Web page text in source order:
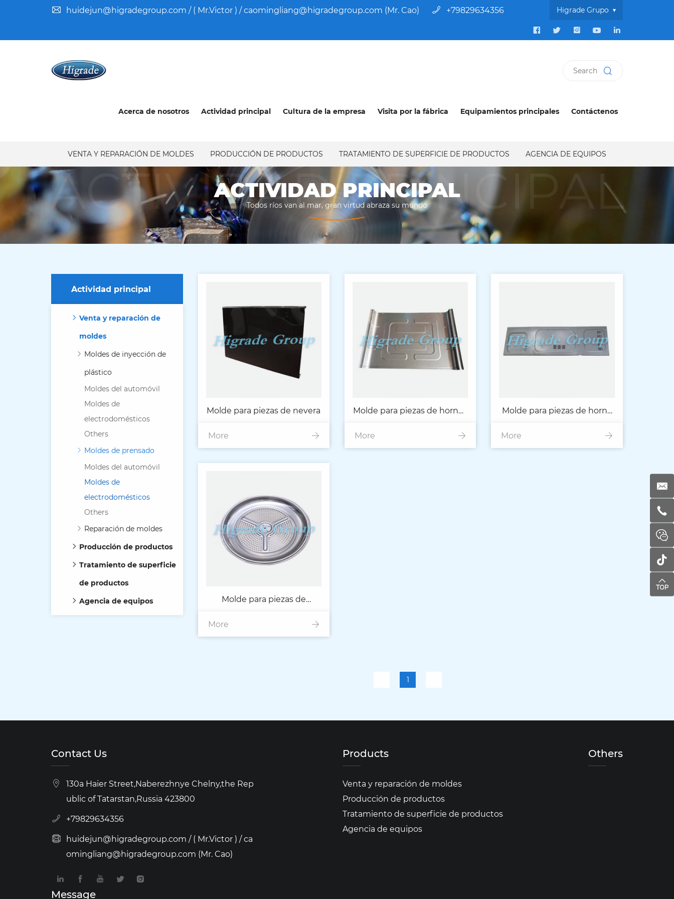
huidejun@higradegroup.com / ( Mr.Victor ) / caomingliang@higradegroup.com (Mr. Cao) +79829634356 Higrade Grupo
Acerca de nosotros Actividad principal Cultura de la empresa Visita por la fábrica Equipamientos principales Contáctenos
VENTA Y REPARACIÓN DE MOLDES PRODUCCIÓN DE PRODUCTOS TRATAMIENTO DE SUPERFICIE DE PRODUCTOS AGENCIA DE EQUIPOS
ACTIVIDAD PRINCIPAL
ACTIVIDAD PRINCIPAL
Todos ríos van al mar, gran virtud abraza su mundo
Actividad principal
Venta y reparación de
moldes
Moldes de inyección de
plástico
Moldes del automóvil
Moldes de
electrodomésticos
Others
Moldes de prensado
Moldes del automóvil
Moldes de
electrodomésticos
Others
Reparación de moldes
Producción de productos
Tratamiento de superficie
de productos
Agencia de equipos
Molde para piezas de nevera
More
Molde para piezas de hornos
More
Molde para piezas de horno
More
Molde para piezas de
More
1
Contact Us
130a Haier Street,Naberezhnye Chelny,the Rep
ublic of Tatarstan,Russia 423800
+79829634356
huidejun@higradegroup.com / ( Mr.Victor ) / ca
omingliang@higradegroup.com (Mr. Cao)
Products
Venta y reparación de moldes
Producción de productos
Tratamiento de superficie de productos
Agencia de equipos
Others
Message